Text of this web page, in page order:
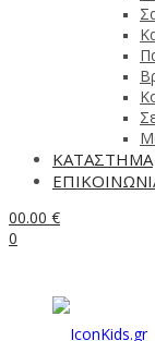
ΚΑΤΑΣΤΗΜΑ
00.00 €
0